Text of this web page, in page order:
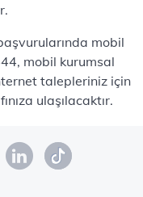
mobil
mobil kurumsal
talepleriniz için
ulaşılacaktır.